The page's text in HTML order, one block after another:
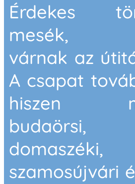
Érdekes
mesék,
várnak az
A csapat
hiszen
budaörsi,
domaszéki,
szamosújvári